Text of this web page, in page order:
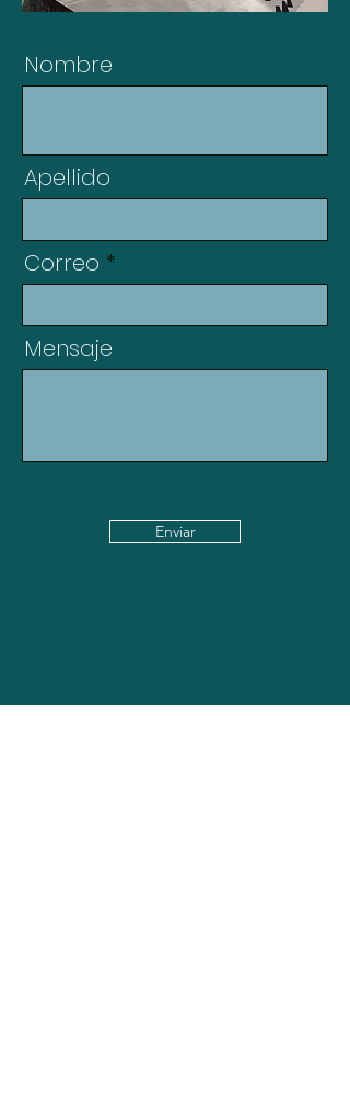
Nombre
Apellido
Correo
Mensaje
Enviar